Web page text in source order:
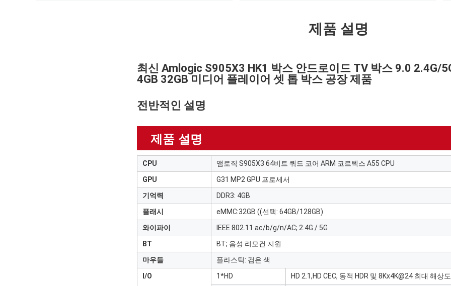
제품 설명
최신 Amlogic S905X3 HK1 박스 안드로이드 TV 박스 9.0 2.4G/
4GB 32GB 미디어 플레이어 셋 톱 박스 공장 제품
전반적인 설명
제품 설명
CPU
앰로직 S905X3 64비트 쿼드 코어 ARM 코르텍스 A55 CPU
GPU
G31 MP2 GPU 프로세서
기억력
DDR3: 4GB
플래시
eMMC:32GB ((선택: 64GB/128GB)
와이파이
IEEE 802.11 ac/b/g/n/AC; 2.4G / 5G
BT
BT; 음성 리모컨 지원
마우들
플라스틱: 검은 색
I/O
1*HD
HD 2.1,HD CEC, 동적 HDR 및 8Kx4K@24 최대 해상